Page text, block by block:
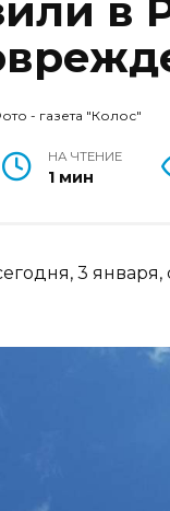
в
- газета "Колос"
НА ЧТЕНИЕ
1 мин
3